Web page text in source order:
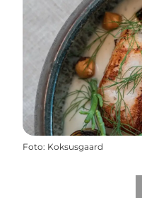
Foto: Koksusgaard